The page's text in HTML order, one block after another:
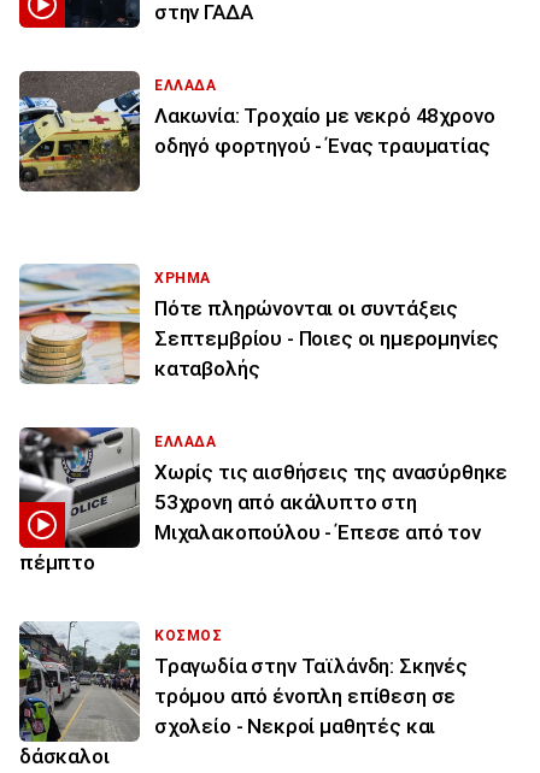
στην ΓΑΔΑ
ΕΛΛΑΔΑ
Λακωνία: Τροχαίο με νεκρό 48χρονο
οδηγό φορτηγού - Ένας τραυματίας
ΧΡΗΜΑ
Πότε πληρώνονται οι συντάξεις
Σεπτεμβρίου - Ποιες οι ημερομηνίες
καταβολής
ΕΛΛΑΔΑ
Χωρίς τις αισθήσεις της ανασύρθηκε
53χρονη από ακάλυπτο στη
Μιχαλακοπούλου - Έπεσε από τον
πέμπτο
ΚΟΣΜΟΣ
Τραγωδία στην Ταϊλάνδη: Σκηνές
τρόμου από ένοπλη επίθεση σε
σχολείο - Νεκροί μαθητές και
δάσκαλοι